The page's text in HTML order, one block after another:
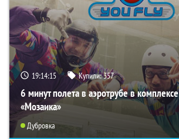
19:14:14 Купили:357
6 минут полета в аэротрубе в
«Мозаика»
Дубровка